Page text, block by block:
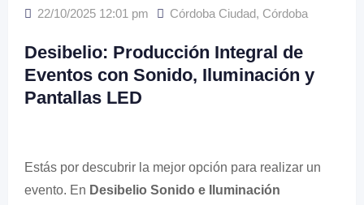
22/10/2025 12:01 pm Córdoba Ciudad, Córdoba
Desibelio: Producción Integral de
Eventos con Sonido, Iluminación y
Pantallas LED
Estás por descubrir la mejor opción para realizar un
evento. En Desibelio Sonido e Iluminación